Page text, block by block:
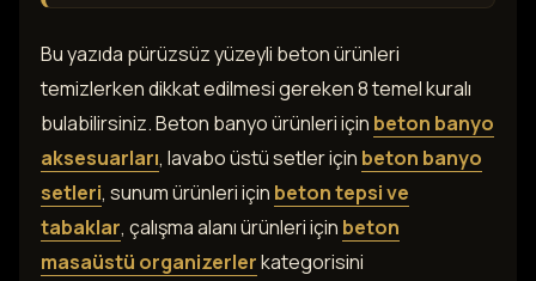
Bu yazıda pürüzsüz yüzeyli beton ürünleri
temizlerken dikkat edilmesi gereken 8 temel kuralı
bulabilirsiniz. Beton banyo ürünleri için beton banyo
aksesuarları, lavabo üstü setler için beton banyo
setleri, sunum ürünleri için beton tepsi ve
tabaklar, çalışma alanı ürünleri için beton
masaüstü organizerlerkategorisini